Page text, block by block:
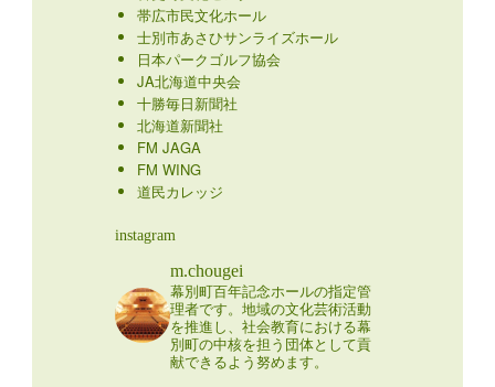
帯広市民文化ホール
士別市あさひサンライズホール
日本パークゴルフ協会
JA北海道中央会
十勝毎日新聞社
北海道新聞社
FM JAGA
FM WING
道民カレッジ
instagram
m.chougei
幕別町百年記念ホールの指定管
理者です。地域の文化芸術活動
を推進し、社会教育における幕
別町の中核を担う団体として貢
献できるよう努めます。